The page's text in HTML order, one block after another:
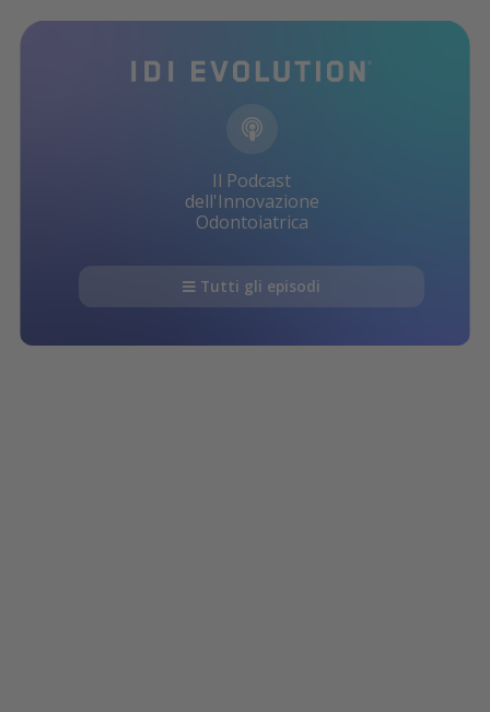
Il Podcast
dell'Innovazione
Odontoiatrica
Tutti gli episodi